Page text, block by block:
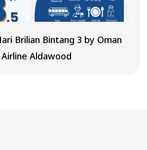
Brilian Bintang 3 by Oman
Airline Aldawood